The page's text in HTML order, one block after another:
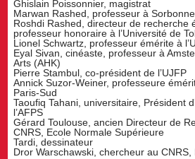
Ghislain Poissonnier, magistrat
Marwan Rashed, professeur à
Roshdi Rashed, directeur de recherche
professeur honoraire à l’Université de
Lionel Schwartz, professeur émérite à
Eyal Sivan, cinéaste, professeur à
Arts (AHK)
Pierre Stambul, co-président de l’UJFP
Annick Suzor-Weiner, professeure
Paris-Sud
Taoufiq Tahani, universitaire, Président
l’AFPS
Gérard Toulouse, ancien Directeur de
CNRS, Ecole Normale Supérieure
Tardi, dessinateur
Dror Warschawski, chercheur au CNRS,